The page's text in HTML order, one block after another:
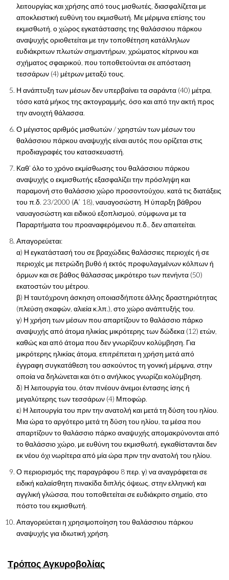
λειτουργίας και χρήσης από τους μισθωτές, διασφαλίζεται με
αποκλειστική ευθύνη του εκμισθωτή. Με μέριμνα επίσης του
εκμισθωτή, ο χώρος εγκατάστασης της θαλάσσιου πάρκου
αναψυχής οριοθετείται με την τοποθέτηση κατάλληλων
ευδιάκριτων πλωτών σημαντήρων, χρώματος κίτρινου και
σχήματος σφαιρικού, που τοποθετούνται σε απόσταση
τεσσάρων (4) μέτρων μεταξύ τους.
Η ανάπτυξη των μέσων δεν υπερβαίνει τα σαράντα (40) μέτρα,
τόσο κατά μήκος της ακτογραμμής, όσο και από την ακτή προς
την ανοιχτή θάλασσα.
Ο μέγιστος αριθμός μισθωτών / χρηστών των μέσων του
θαλάσσιου πάρκου αναψυχής είναι αυτός που ορίζεται στις
προδιαγραφές του κατασκευαστή.
Καθ’ όλο το χρόνο εκμίσθωσης του θαλάσσιου πάρκου
αναψυχής ο εκμισθωτής εξασφαλίζει την πρόσληψη και
παραμονή στο θαλάσσιο χώρο προσοντούχου, κατά τις διατάξεις
του π.δ. 23/2000 (Α΄ 18), ναυαγοσώστη. Η ύπαρξη βάθρου
ναυαγοσώστη και ειδικού εξοπλισμού, σύμφωνα με τα
Παραρτήματα του προαναφερόμενου π.δ., δεν απαιτείται.
Απαγορεύεται:
α) Η εγκατάστασή του σε βραχώδεις θαλάσσιες περιοχές ή σε
περιοχές με πετρώδη βυθό ή εκτός προφυλαγμένων κόλπων ή
όρμων και σε βάθος θάλασσας μικρότερο των πενήντα (50)
εκατοστών του μέτρου.
β) Η ταυτόχρονη άσκηση οποιασδήποτε άλλης δραστηριότητας
(πλεύση σκαφών, αλιεία κ.λπ.), στο χώρο ανάπτυξής του.
γ) Η χρήση των μέσων που απαρτίζουν το θαλάσσιο πάρκο
αναψυχής από άτομα ηλικίας μικρότερης των δώδεκα (12) ετών,
καθώς και από άτομα που δεν γνωρίζουν κολύμβηση. Για
μικρότερης ηλικίας άτομα, επιτρέπεται η χρήση μετά από
έγγραφη συγκατάθεση του ασκούντος τη γονική μέριμνα, στην
οποία να δηλώνεται και ότι ο ανήλικος γνωρίζει κολύμβηση.
δ) Η λειτουργία του, όταν πνέουν άνεμοι έντασης ίσης ή
μεγαλύτερης των τεσσάρων (4) Μποφώρ.
ε) Η λειτουργία του πριν την ανατολή και μετά τη δύση του ηλίου.
Μια ώρα το αργότερο μετά τη δύση του ηλίου, τα μέσα που
απαρτίζουν το θαλάσσιο πάρκο αναψυχής απομακρύνονται από
το θαλάσσιο χώρο, με ευθύνη του εκμισθωτή, εγκαθίστανται δεν
εκ νέου όχι νωρίτερα από μία ώρα πριν την ανατολή του ηλίου.
Ο περιορισμός της παραγράφου 8 περ. γ) να αναγράφεται σε
ειδική καλαίσθητη πινακίδα διπλής όψεως, στην ελληνική και
αγγλική γλώσσα, που τοποθετείται σε ευδιάκριτο σημείο, στο
πόστο του εκμισθωτή.
Απαγορεύεται η χρησιμοποίηση του θαλάσσιου πάρκου
αναψυχής για ιδιωτική χρήση.
Τρόπος Αγκυροβολίας